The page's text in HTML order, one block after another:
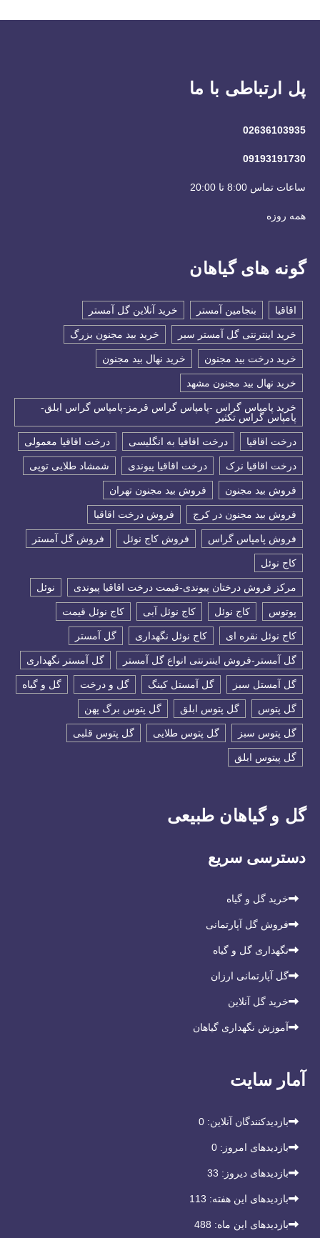
پل ارتباطی با ما
02636103935
09193191730
ساعات تماس 8:00 تا 20:00
همه روزه
گونه های گیاهان
اقاقیا بنجامین آمستر خرید آنلاین گل آمستر
خرید اینترنتی گل آمستر سبر خرید بید مجنون بزرگ
خرید درخت بید مجنون خرید نهال بید مجنون
خرید نهال بید مجنون مشهد
خرید پامپاس گراس -پامپاس گراس قرمز-پامپاس گراس ابلق-
پامپاس گراس تکثیر
درخت اقاقیا درخت اقاقیا به انگلیسی درخت اقاقیا معمولی
درخت اقاقیا نرک درخت اقاقیا پیوندی شمشاد طلایی توپی
فروش بید مجنون فروش بید مجنون تهران
فروش بید مجنون در کرج فروش درخت اقاقیا
فروش پامپاس گراس فروش کاج نوئل فروش گل آمستر
كاج نوئل
مرکز فروش درختان پیوندی-قیمت درخت اقاقیا پیوندی نوئل
پوتوس کاج نوئل کاج نوئل آبی کاج نوئل قیمت
کاج نوئل نقره ای کاج نوئل نگهداری گل آمستر
گل آمستر-فروش اینترنتی انواع گل آمستر گل آمستر نگهداری
گل آمستل سبز گل آمستل کینگ گل و درخت گل و گیاه
گل پتوس گل پتوس ابلق گل پتوس برگ پهن
گل پتوس سبز گل پتوس طلایی گل پتوس قلبی
گل پیتوس ابلق
گل و گیاهان طبیعی
دسترسی سریع
خرید گل و گیاه
فروش گل آپارتمانی
نگهداری گل و گیاه
گل آپارتمانی ارزان
خرید گل آنلاین
آموزش نگهداری گیاهان
آمار سایت
بازدیدکنندگان آنلاین: 0
بازدیدهای امروز: 0
بازدیدهای دیروز: 33
بازدیدهای این هفته: 113
بازدیدهای این ماه: 488